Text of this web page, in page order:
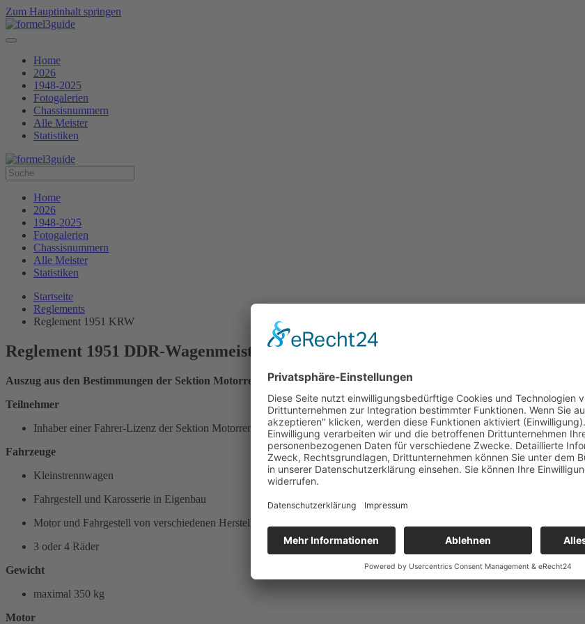
Zum Hauptinhalt springen
Home
2026
1948-2025
Fotogalerien
Chassisnummern
Alle Meister
Statistiken
Home
2026
1948-2025
Fotogalerien
Chassisnummern
Alle Meister
Statistiken
Startseite
Reglements
Reglement 1951 KRW
Reglement 1951 DDR-Wagenmeisterschaft Kleinstrennwagen
Auszug aus den Bestimmungen der Sektion Motorrennsport
Teilnehmer
Inhaber einer Fahrer-Lizenz der Sektion Motorrennsport
Fahrzeuge
Kleinstrennwagen
Fahrgestell und Karosserie in Eigenbau
Motor und Fahrgestell von verschiedenen Herstellern
3 oder 4 Räder
Gewicht
maximal 350 kg
Motor